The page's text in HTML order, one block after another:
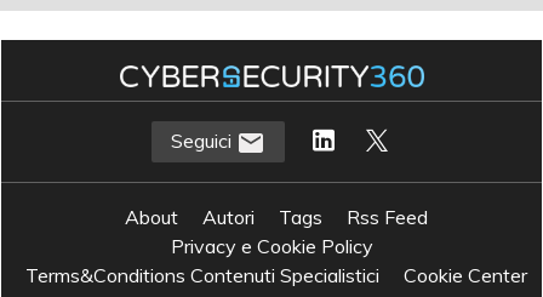
Seguici
About Autori Tags
Rss Feed
Privacy e Cookie Policy
Terms&Conditions Contenuti Specialistici
Cookie Center